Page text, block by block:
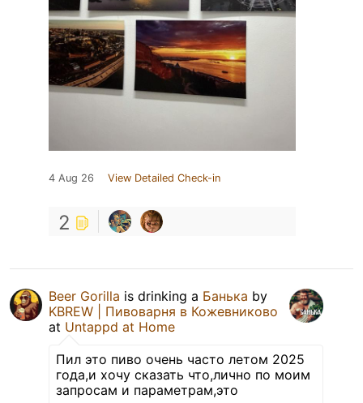
4 Aug 26 View Detailed Check-in
2
Beer Gorilla is drinking a Банька by
KBREW | Пивоварня в Кожевниково
at Untappd at Home
Пил это пиво очень часто летом 2025
года,и хочу сказать что,лично по моим
запросам и параметрам,это